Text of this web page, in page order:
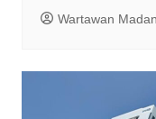
Wartawan